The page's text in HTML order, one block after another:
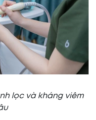
lọc và kháng viêm